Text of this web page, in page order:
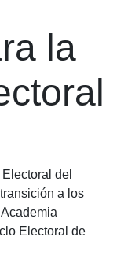
la
del
a los
Electoral de